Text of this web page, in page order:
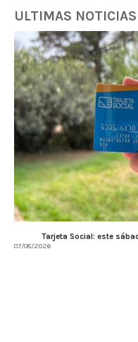
ULTIMAS NOTICIAS
Tarjeta Social: este
07/08/2026